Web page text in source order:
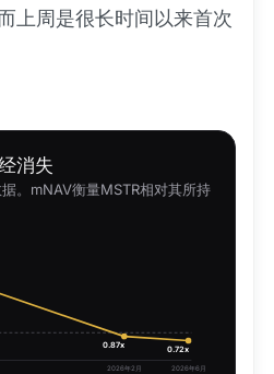
上周是很长时间以来首次
消失
。mNAV衡量MSTR相对其所持
0.87x 0.72x
2026年2月 2026年6月